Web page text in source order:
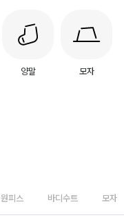
양말 모자
원피스 바디수트 모자